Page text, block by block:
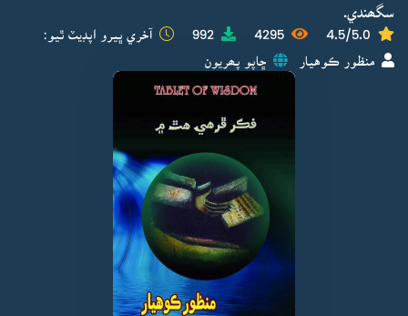
سگھندي.
4.5/5.0
4295
992 آخري ڀيرو اپڊيٽ ٿيو:
منظور ڪوهيار ڇاپو پھريون